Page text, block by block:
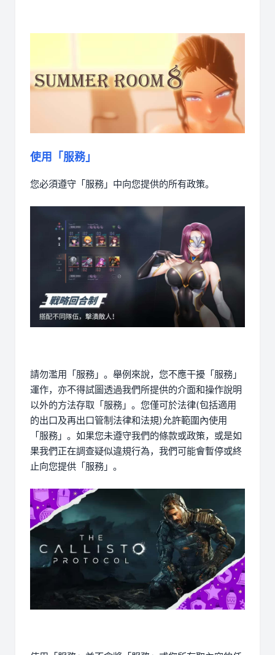
使用「服務」
您必須遵守「服務」中向您提供的所有政策。
請勿濫用「服務」。舉例來說，您不應干擾「服務」
運作，亦不得試圖透過我們所提供的介面和操作說明
以外的方法存取「服務」。您僅可於法律(包括適用
的出口及再出口管制法律和法規)允許範圍內使用
「服務」。如果您未遵守我們的條款或政策，或是如
果我們正在調查疑似違規行為，我們可能會暫停或終
止向您提供「服務」。